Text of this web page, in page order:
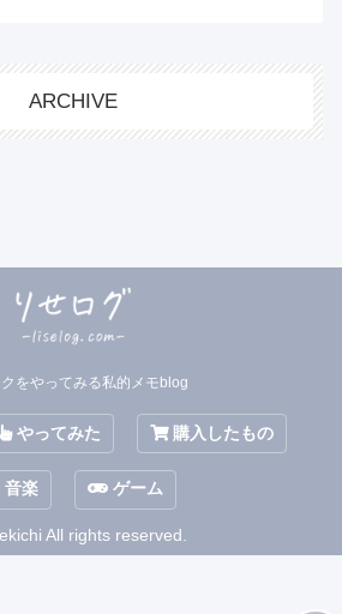
ARCHIVE
をやってみる私的メモblog
やってみた 購入したもの
音楽 ゲーム
All rights reserved.